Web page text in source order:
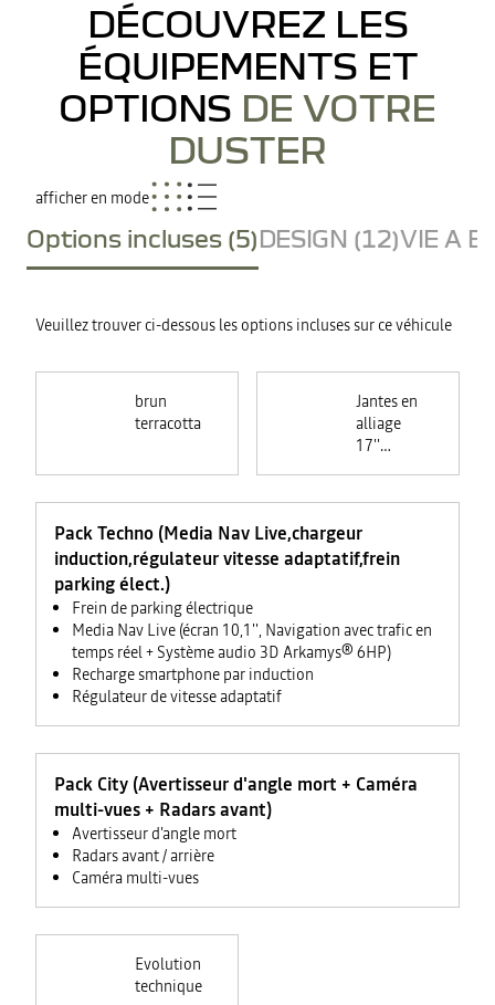
DÉCOUVREZ LES
ÉQUIPEMENTS ET
OPTIONS DE VOTRE
DUSTER
afficher en mode
Options incluses (5)DESIGN (12)VIE A
Veuillez trouver ci-dessous les options incluses sur ce véhicule
brun
terracotta
Jantes en
alliage
17''
Pack Techno (Media Nav Live,chargeur
induction,régulateur vitesse adaptatif,frein
parking élect.)
Frein de parking électrique
Media Nav Live (écran 10,1'', Navigation avec trafic en
temps réel + Système audio 3D Arkamys® 6HP)
Recharge smartphone par induction
Régulateur de vitesse adaptatif
Pack City (Avertisseur d'angle mort + Caméra
multi-vues + Radars avant)
Avertisseur d'angle mort
Radars avant / arrière
Caméra multi-vues
Evolution
technique